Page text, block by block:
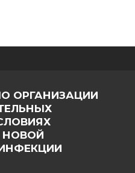
ОРГАНИЗАЦИИ
НОВОЙ